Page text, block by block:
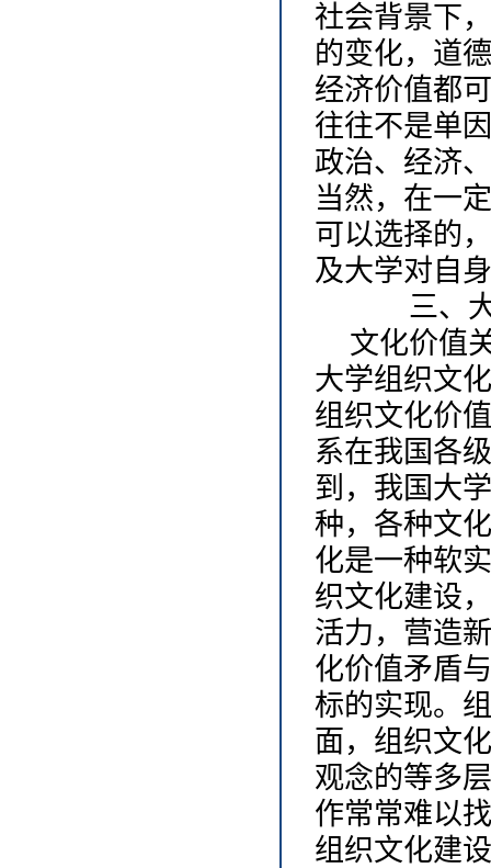
社会背景下
的变化，道
经济价值都
往往不是单
政治、经济
当然，在一
可以选择的
及大学对自
三、大
文化价值
大学组织文
组织文化价
系在我国各
到，我国大
种，各种文
化是一种软
织文化建设
活力，营造
化价值矛盾
标的实现。
面，组织文
观念的等多
作常常难以
组织文化建